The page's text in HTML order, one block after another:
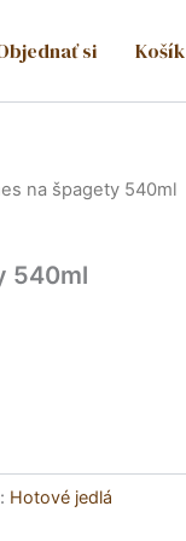
si Košík
na špagety 540ml
540ml
Hotové jedlá